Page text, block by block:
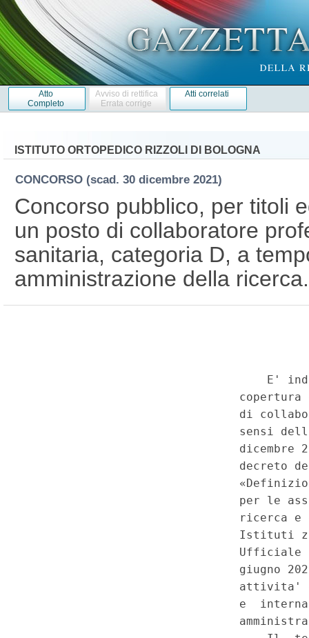
Atto
Completo
Avviso di rettifica
Errata corrige
Atti correlati
ISTITUTO ORTOPEDICO RIZZOLI DI BOLOGNA
CONCORSO (scad. 30 dicembre 2021)
Concorso pubblico, per titoli
un posto di collaboratore
sanitaria, categoria D, a
amministrazione della